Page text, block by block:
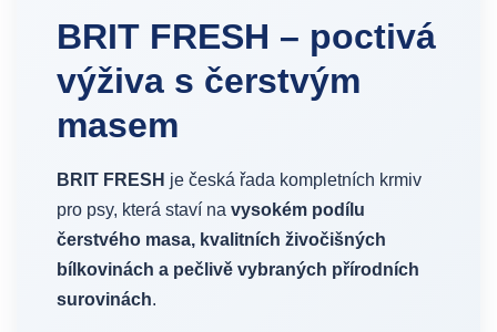
BRIT FRESH – poctivá
výživa s čerstvým
masem
BRIT FRESH je česká řada kompletních krmiv
pro psy, která staví na vysokém podílu
čerstvého masa, kvalitních živočišných
bílkovinách a pečlivě vybraných přírodních
surovinách.